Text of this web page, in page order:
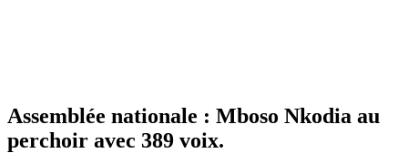
Assemblée nationale : Mboso Nkodia au
perchoir avec 389 voix.